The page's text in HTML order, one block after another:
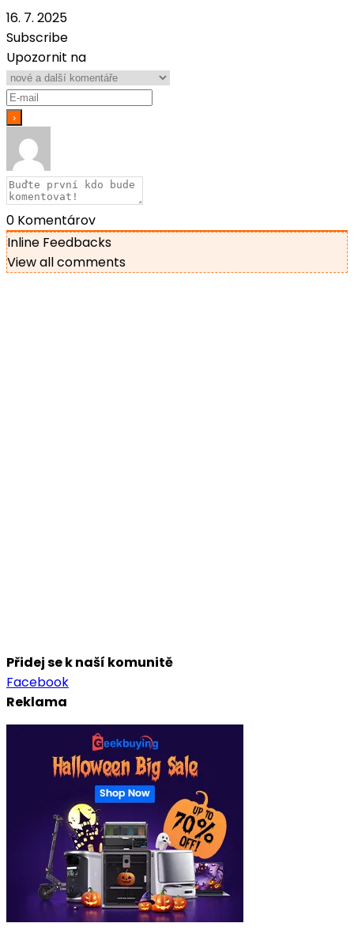
16. 7. 2025
Subscribe
Upozornit na
0 Komentárov
Inline Feedbacks
View all comments
Přidej se k naší komunitě
Facebook
Reklama